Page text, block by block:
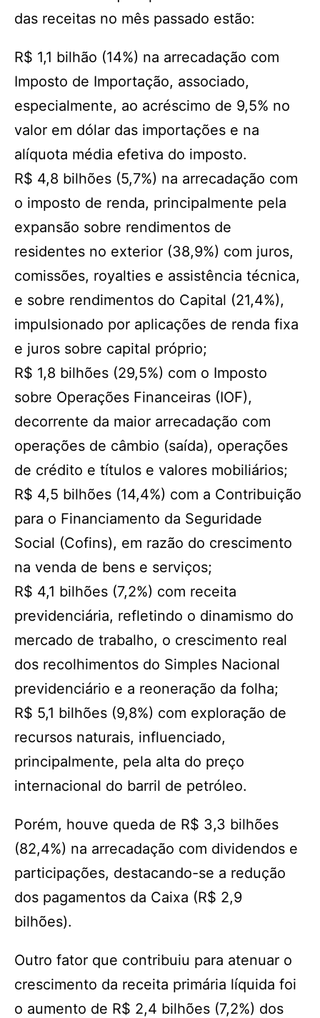
das receitas no mês passado estão:
R$ 1,1 bilhão (14%) na arrecadação com
Imposto de Importação, associado,
especialmente, ao acréscimo de 9,5% no
valor em dólar das importações e na
alíquota média efetiva do imposto.
R$ 4,8 bilhões (5,7%) na arrecadação com
o imposto de renda, principalmente pela
expansão sobre rendimentos de
residentes no exterior (38,9%) com juros,
comissões, royalties e assistência técnica,
e sobre rendimentos do Capital (21,4%),
impulsionado por aplicações de renda fixa
e juros sobre capital próprio;
R$ 1,8 bilhões (29,5%) com o Imposto
sobre Operações Financeiras (IOF),
decorrente da maior arrecadação com
operações de câmbio (saída), operações
de crédito e títulos e valores mobiliários;
R$ 4,5 bilhões (14,4%) com a Contribuição
para o Financiamento da Seguridade
Social (Cofins), em razão do crescimento
na venda de bens e serviços;
R$ 4,1 bilhões (7,2%) com receita
previdenciária, refletindo o dinamismo do
mercado de trabalho, o crescimento real
dos recolhimentos do Simples Nacional
previdenciário e a reoneração da folha;
R$ 5,1 bilhões (9,8%) com exploração de
recursos naturais, influenciado,
principalmente, pela alta do preço
internacional do barril de petróleo.
Porém, houve queda de R$ 3,3 bilhões
(82,4%) na arrecadação com dividendos e
participações, destacando-se a redução
dos pagamentos da Caixa (R$ 2,9
bilhões).
Outro fator que contribuiu para atenuar o
crescimento da receita primária líquida foi
o aumento de R$ 2,4 bilhões (7,2%) dos